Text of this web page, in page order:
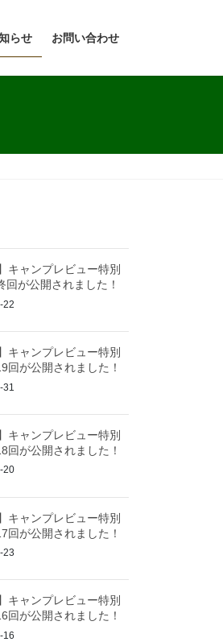
らせ お問い合わせ
キャンプレビュー特別
回が公開されました！
22
キャンプレビュー特別
回が公開されました！
キャンプレビュー特別
回が公開されました！
20
キャンプレビュー特別
回が公開されました！
23
キャンプレビュー特別
回が公開されました！
16